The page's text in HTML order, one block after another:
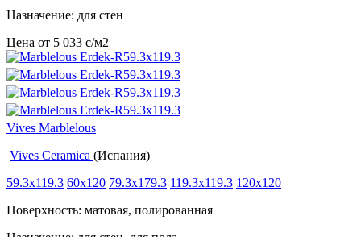
Назначение: для стен
Цена от 5 033 c/м2
Vives Marblelous
Vives Ceramica (Испания)
59.3x119.3 60x120 79.3x179.3 119.3x119.3 120x120
Поверхность: матовая, полированная